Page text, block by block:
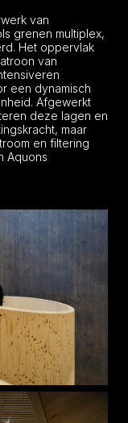
van
grenen multiplex,
Het oppervlak
van
een dynamisch
Afgewerkt
deze lagen en
maar
en filtering
Aquons